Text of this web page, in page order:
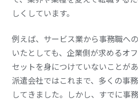
しくしています。
例えば、サービス業から事務職へ
いたとしても、企業側が求めるオ
セットを身につけていないことが
派遣会社ではこれまで、多くの事
してきました。しかし、すでに事